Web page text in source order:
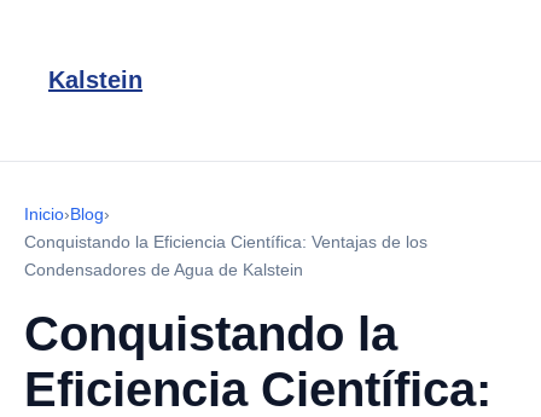
Kalstein
Inicio›Blog›
Conquistando la Eficiencia Científica: Ventajas de los
Condensadores de Agua de Kalstein
Conquistando la
Eficiencia Científica: